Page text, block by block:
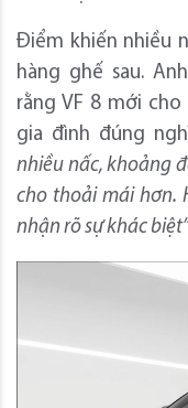
Điểm khiến nhiều
hàng ghế sau.
rằng VF 8 mới
gia đình đúng
nhiều nấc, khoảng
cho thoải mái hơn.
nhận rõ sự khác biệt”